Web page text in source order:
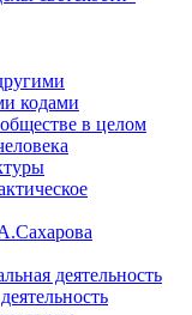
кодами
в целом
деятельность